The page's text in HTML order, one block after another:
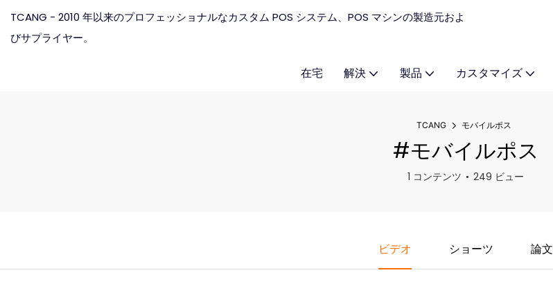
TCANG - 2010 年以来のプロフェッショナルなカスタム POS システム、POS マシンの製造元およ
びサプライヤー。
在宅 解決 製品 カスタマイズ
TCANG モバイルポス
#モバイルポス
1 コンテンツ 249 ビュー
ビデオ ショーツ 論文